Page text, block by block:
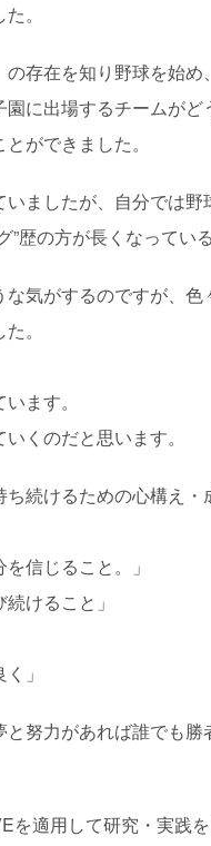
。
存在を知り野球を始
に出場するチームが
ができました。
ましたが、自分では
歴の方が長くなってい
気がするのですが、色
。
ます。
くのだと思います。
続けるための心構え
信じること。」
けること」
」
努力があれば誰でも
を適用して研究・実践